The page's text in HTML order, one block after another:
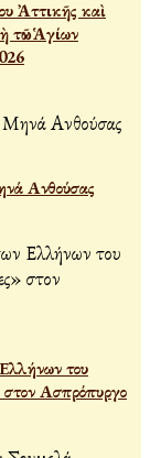
Ἀττικῆς καὶ
τῶν Ἁγίων
Ανθούσας
του
Ασπρόπυργο